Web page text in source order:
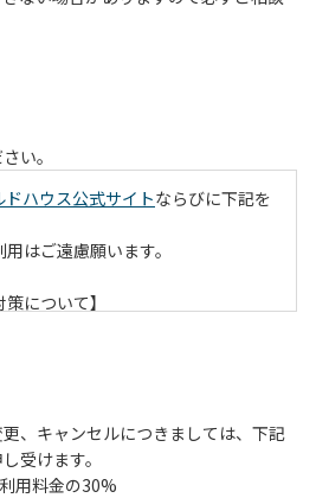
い。
ドハウス公式サイトならびに下記を
はご遠慮願います。
について】
わる場合がありますのでご了承く
み】
ーシャルディスタンスを確保して
、キャンセルにつきましては、下記
受けます。
用料金の30%